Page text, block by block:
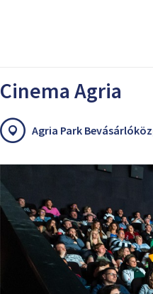
Cinema Agria
Agria Park